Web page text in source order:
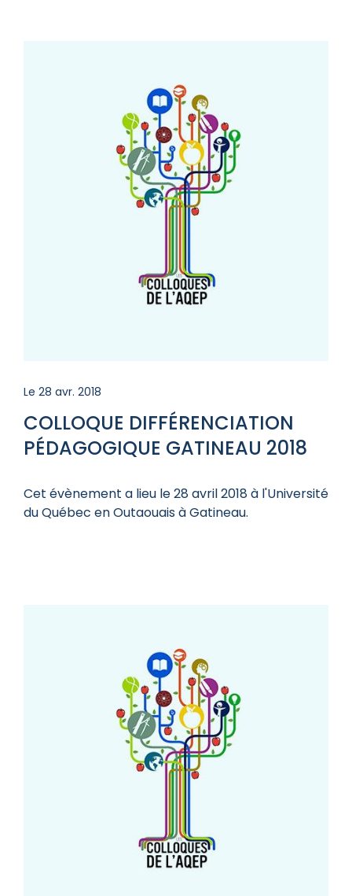
COLLOQUE DIFFÉRENCIATION
PÉDAGOGIQUE GATINEAU 2018
Le 28 avr. 2018
Cet évènement a lieu le 28 avril 2018 à l'Université
du Québec en Outaouais à Gatineau.